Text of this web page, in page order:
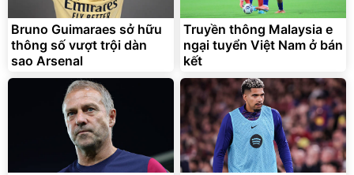
Bruno Guimaraes sở hữu
thông số vượt trội dàn
sao Arsenal
Truyền thông Malaysia e
ngại tuyển Việt Nam ở bán
kết